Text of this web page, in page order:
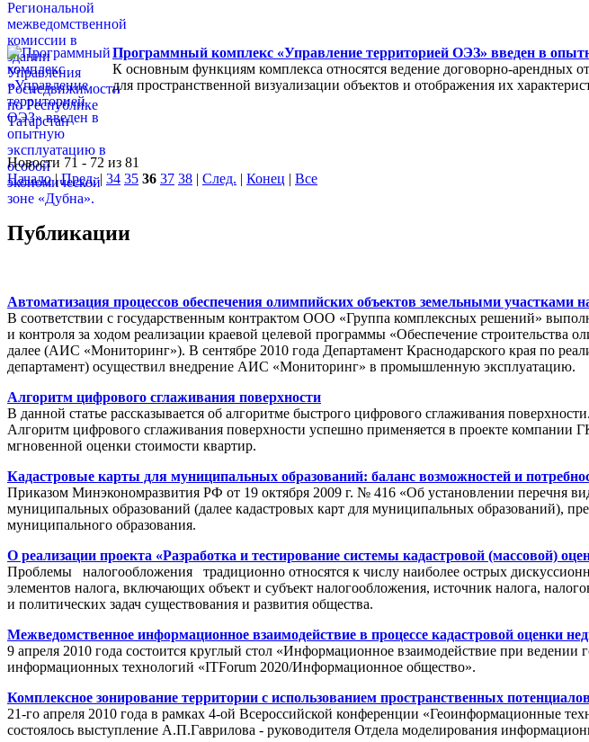
Программный комплекс «Управление территорией ОЭЗ» введен в
К основным функциям комплекса относятся ведение договорно-арендных
для пространственной визуализации объектов и отображения их
Новости 71 - 72 из 81
Начало|Пред.| 34 35 36 37 38 | След. | Конец | Все
Публикации
Автоматизация процессов обеспечения олимпийских объектов земельными
В соответствии с государственным контрактом ООО «Группа комплексных решений»
и контроля за ходом реализации краевой целевой программы «Обеспечение строительства
далее (АИС «Мониторинг»). В сентябре 2010 года Департамент Краснодарского края по
департамент) осуществил внедрение АИС «Мониторинг» в промышленную эксплуатацию.
Алгоритм цифрового сглаживания поверхности
В данной статье рассказывается об алгоритме быстрого цифрового сглаживания
Алгоритм цифрового сглаживания поверхности успешно применяется в проекте компании
мгновенной оценки стоимости квартир.
Кадастровые карты для муниципальных образований: баланс возможностей и
Приказом Минэкономразвития РФ от 19 октября 2009 г. № 416 «Об установлении перечня
муниципальных образований (далее кадастровых карт для муниципальных образований),
муниципального образования.
О реализации проекта «Разработка и тестирование системы кадастровой (массовой)
Проблемы налогообложения традиционно относятся к числу наиболее острых
элементов налога, включающих объект и субъект налогообложения, источник налога,
и политических задач существования и развития общества.
Межведомственное информационное взаимодействие в процессе кадастровой оценки
9 апреля 2010 года состоится круглый стол «Информационное взаимодействие при
информационных технологий «ITForum 2020/Информационное общество».
Комплексное зонирование территории с использованием пространственных
21-го апреля 2010 года в рамках 4-ой Всероссийской конференции «Геоинформационные
состоялось выступление А.П.Гаврилова - руководителя Отдела моделирования